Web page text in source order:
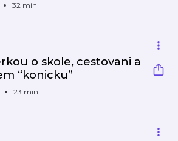
32 min
o skole, cestovani a
“konicku”
23 min